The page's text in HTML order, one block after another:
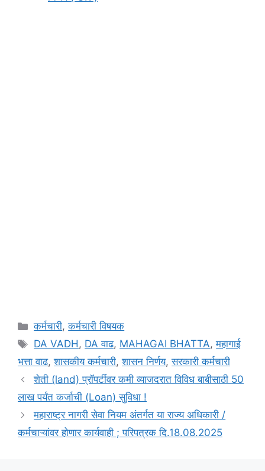
Categories
कर्मचारी,कर्मचारी विषयक
Tags
DA VADH, DA वाढ, MAHAGAI BHATTA,महागाई
भत्ता वाढ,शासकीय कर्मचारी,शासन निर्णय,सरकारी कर्मचारी
शेती (land) प्रॉपर्टीवर कमी व्याजदरात विविध बाबीसाठी 50
लाख पर्यंत कर्जाची (Loan) सुविधा !
महाराष्ट्र नागरी सेवा नियम अंतर्गत या राज्य अधिकारी /
कर्मचाऱ्यांवर होणार कार्यवाही ; परिपत्रक दि.18.08.2025